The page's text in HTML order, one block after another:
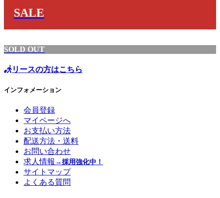
SALE
SOLD OUT
リースの方はこちら
インフォメーション
会員登録
マイページへ
お支払い方法
配送方法・送料
お問い合わせ
求人情報 →採用強化中！
サイトマップ
よくある質問